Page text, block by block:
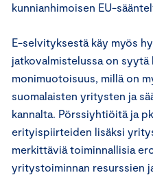
kunnianhimoisen EU-
E-selvityksestä käy myös
jatkovalmistelussa on
monimuotoisuus, millä on
suomalaisten yritysten ja
kannalta. Pörssiyhtiöitä ja
erityispiirteiden lisäksi
merkittäviä toiminnallisia
yritystoiminnan resurssien